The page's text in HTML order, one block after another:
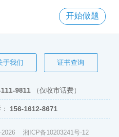
开始做题
于我们 证书查询
9811 （仅收市话费）
156-1612-8671
2026 湘ICP备10203241号-12